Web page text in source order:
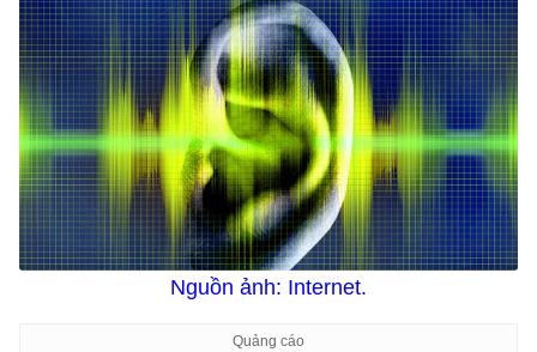
Nguồn ảnh: Internet.